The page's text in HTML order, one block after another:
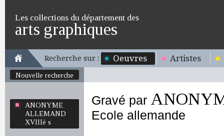
Les collections du département des
arts graphiques
Recherche sur : Oeuvres Artistes
Nouvelle recherche
ANONYME
ALLEMAND
XVIIIè s
Gravé par
Ecole allemande